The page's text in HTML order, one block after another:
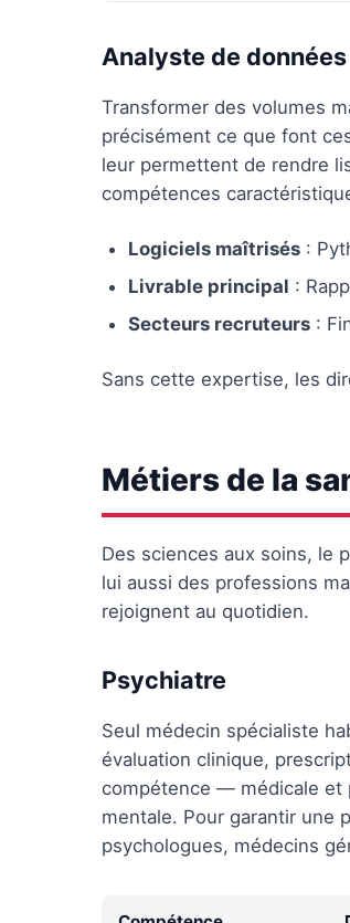
Analyste de données
Transformer des volumes
précisément ce que font
leur permettent de rendre
compétences
Logiciels maîtrisés :
Livrable principal :
Secteurs recruteurs :
Sans cette expertise, les
Métiers de la
Des sciences aux soins, le
lui aussi des professions
rejoignent au quotidien.
Psychiatre
Seul médecin spécialiste
évaluation clinique,
compétence — médicale et
mentale. Pour garantir une
psychologues, médecins